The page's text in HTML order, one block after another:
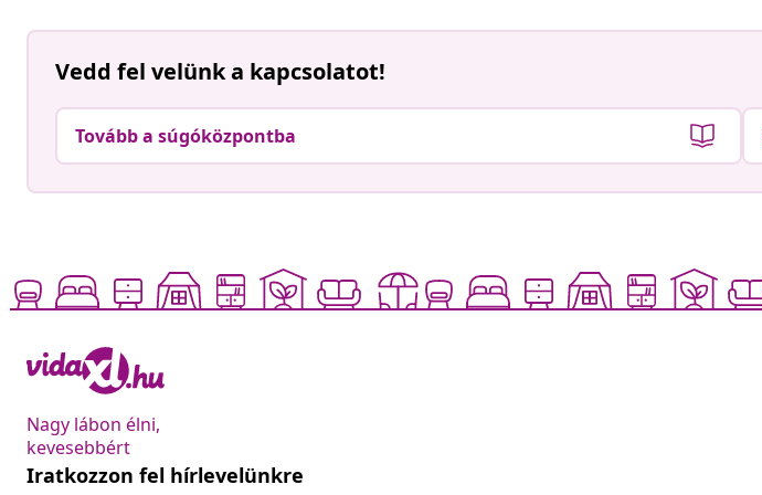
Vedd fel velünk a kapcsolatot!
Tovább a súgóközpontba
Nagy lábon élni,
kevesebbért
Iratkozzon fel hírlevelünkre